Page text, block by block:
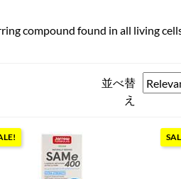
compound found in all living
並べ替
え